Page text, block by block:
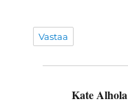
Vastaa
Kate Alhola